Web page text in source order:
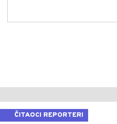
ČITAOCI REPORTERI